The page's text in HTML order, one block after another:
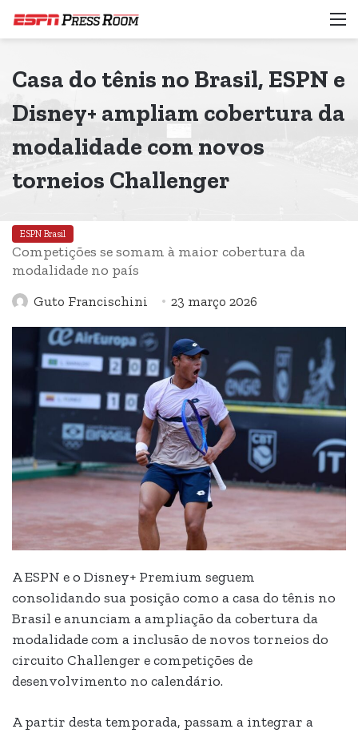
Casa do tênis no Brasil, ESPN e
Disney+ ampliam cobertura da
modalidade com novos
torneios Challenger
ESPN Brasil
Competições se somam à maior cobertura da
modalidade no país
Guto Francischini 23 março 2026
A ESPN e o Disney+ Premium seguem
consolidando sua posição como a casa do tênis no
Brasil e anunciam a ampliação da cobertura da
modalidade com a inclusão de novos torneios do
circuito Challenger e competições de
desenvolvimento no calendário.
A partir desta temporada, passam a integrar a